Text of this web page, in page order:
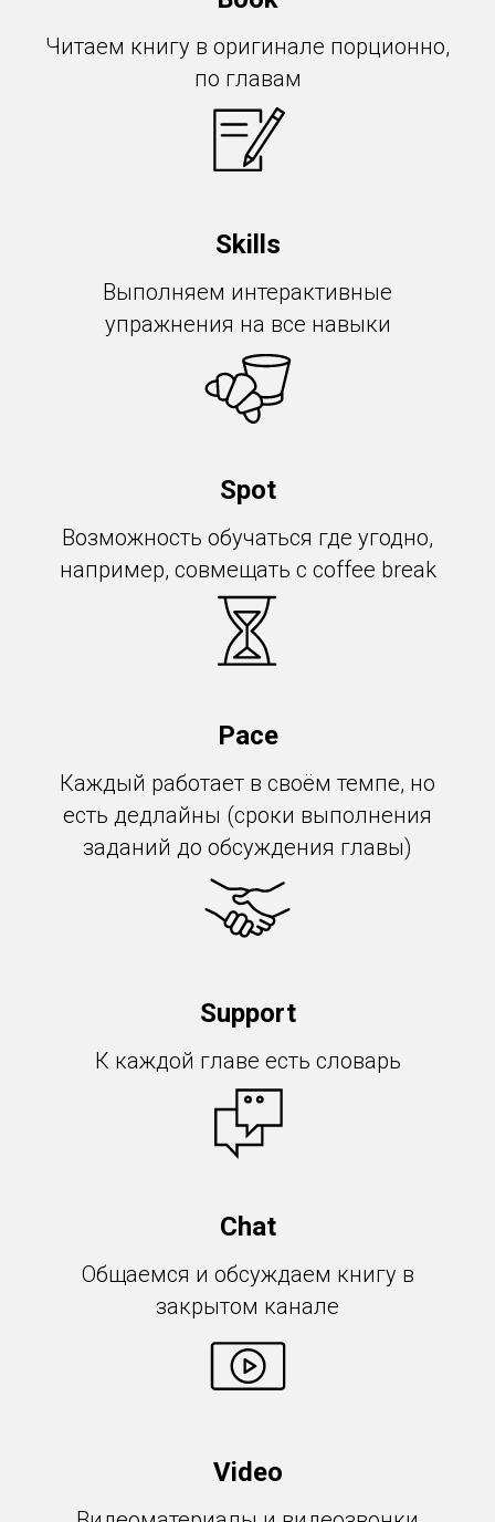
Читаем книгу в оригинале порционно,
по главам
Skills
Выполняем интерактивные
упражнения на все навыки
Spot
Возможность обучаться где угодно,
например, совмещать с coffee break
Pace
Каждый работает в своём темпе, но
есть дедлайны (сроки выполнения
заданий до обсуждения главы)
Support
К каждой главе есть словарь
Chat
Общаемся и обсуждаем книгу в
закрытом канале
Video